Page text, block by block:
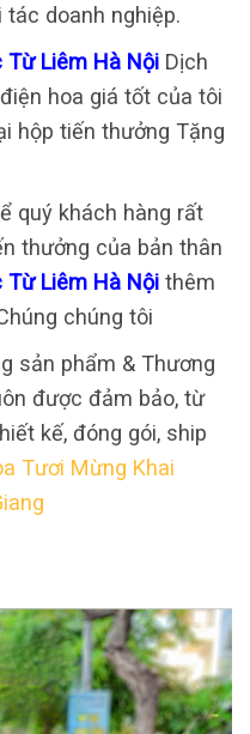
doanh nghiệp.
Từ Liêm Hà Nội Dịch
hoa giá tốt của tôi
hộp tiến thưởng Tặng
quý khách hàng rất
thưởng của bản thân
Từ Liêm Hà Nội thêm
chúng tôi
sản phẩm & Thương
được đảm bảo, từ
kế, đóng gói, ship
Tươi Mừng Khai